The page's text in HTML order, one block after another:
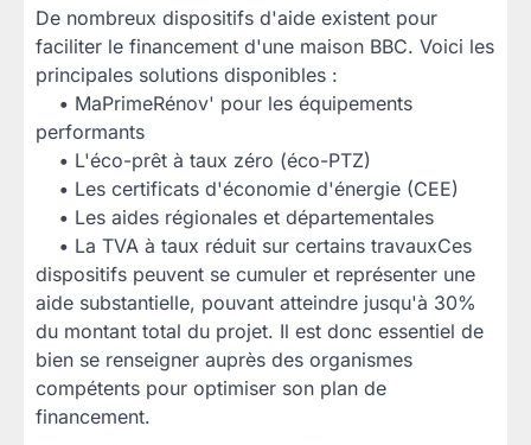
De nombreux dispositifs d'aide existent pour
faciliter le financement d'une maison BBC. Voici les
principales solutions disponibles :
• MaPrimeRénov' pour les équipements
performants
• L'éco-prêt à taux zéro (éco-PTZ)
• Les certificats d'économie d'énergie (CEE)
• Les aides régionales et départementales
• La TVA à taux réduit sur certains travauxCes
dispositifs peuvent se cumuler et représenter une
aide substantielle, pouvant atteindre jusqu'à 30%
du montant total du projet. Il est donc essentiel de
bien se renseigner auprès des organismes
compétents pour optimiser son plan de
financement.